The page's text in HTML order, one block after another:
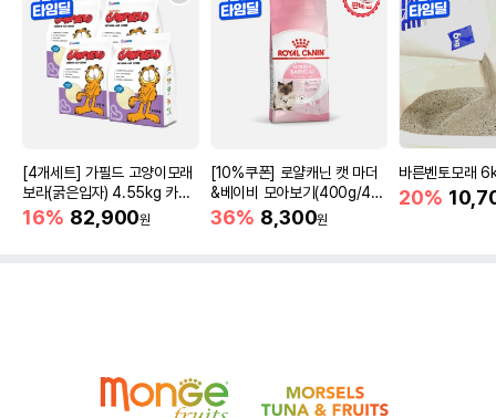
[4개세트] 가필드 고양이모래
보라(굵은입자) 4.55kg 카사
바모래
16% 82,900원
[10%쿠폰] 로얄캐닌 캣 마더
&베이비 모아보기(400g/4/1
0kg)
36% 8,300원
바른벤토모래
20%